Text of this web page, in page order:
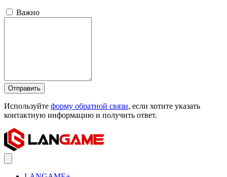
Важно
Отправить
Используйте форму обратной связи, если хотите указать
контактную информацию и получить ответ.